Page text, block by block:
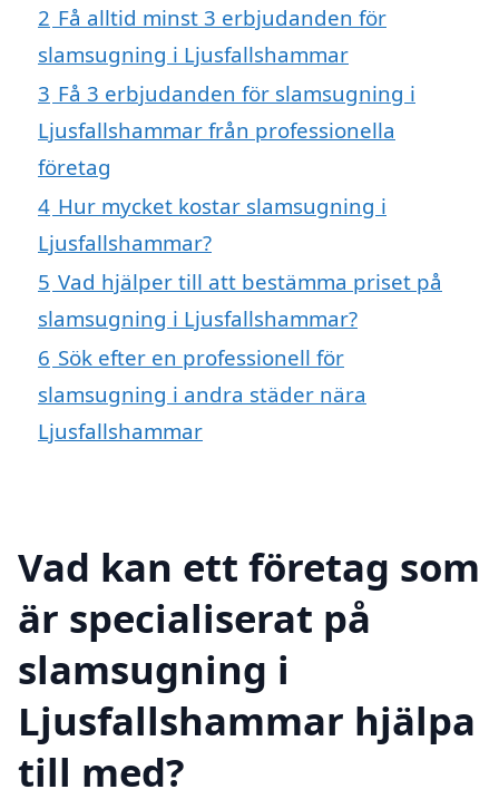
2 Få alltid minst 3 erbjudanden för
slamsugning i Ljusfallshammar
3 Få 3 erbjudanden för slamsugning i
Ljusfallshammar från professionella
företag
4 Hur mycket kostar slamsugning i
Ljusfallshammar?
5 Vad hjälper till att bestämma priset på
slamsugning i Ljusfallshammar?
6 Sök efter en professionell för
slamsugning i andra städer nära
Ljusfallshammar
Vad kan ett företag som
är specialiserat på
slamsugning i
Ljusfallshammar hjälpa
till med?